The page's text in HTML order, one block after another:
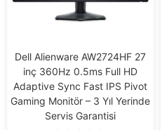
Dell Alienware AW2724HF 27
inç 360Hz 0.5ms Full HD
Adaptive Sync Fast IPS Pivot
Gaming Monitör – 3 Yıl Yerinde
Servis Garantisi